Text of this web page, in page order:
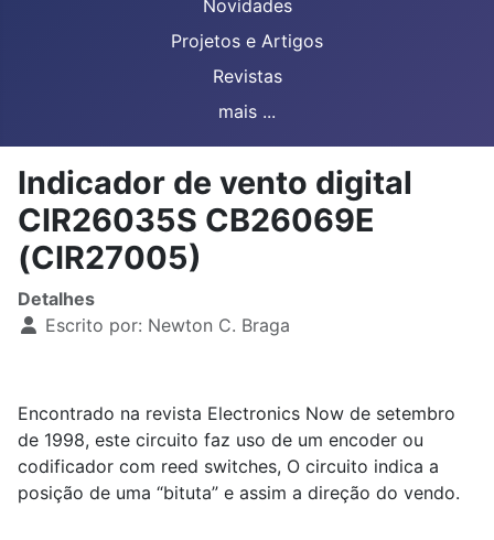
Novidades
Projetos e Artigos
Revistas
mais ...
Indicador de vento digital
CIR26035S CB26069E
(CIR27005)
Detalhes
Escrito por: Newton C. Braga
Encontrado na revista Electronics Now de setembro
de 1998, este circuito faz uso de um encoder ou
codificador com reed switches, O circuito indica a
posição de uma “bituta” e assim a direção do vendo.